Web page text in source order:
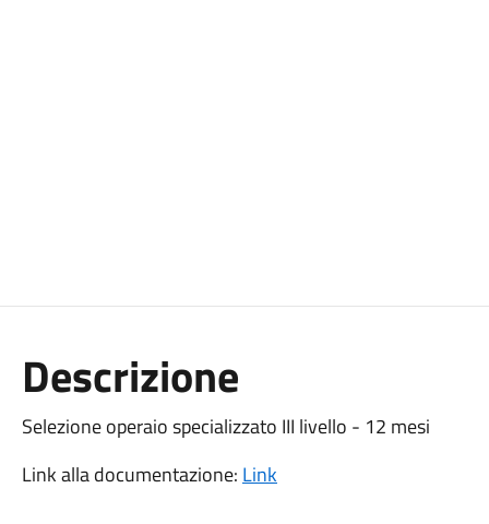
Descrizione
Selezione operaio specializzato III livello - 12 mesi
Link alla documentazione: Link